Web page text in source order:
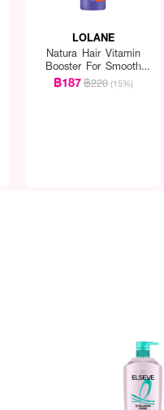
LOLANE
Natura Hair Vitamin
Booster For Smooth
Straight
฿187฿220 (15%)